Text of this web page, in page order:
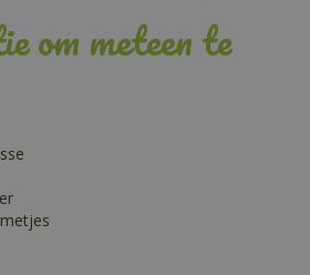
om meteen te